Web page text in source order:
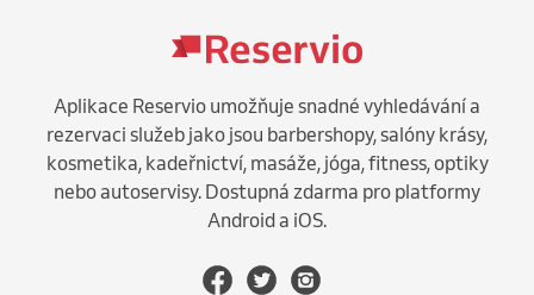
Aplikace Reservio umožňuje snadné vyhledávání a
rezervaci služeb jako jsou barbershopy, salóny krásy,
kosmetika, kadeřnictví, masáže, jóga, fitness, optiky
nebo autoservisy. Dostupná zdarma pro platformy
Android a iOS.